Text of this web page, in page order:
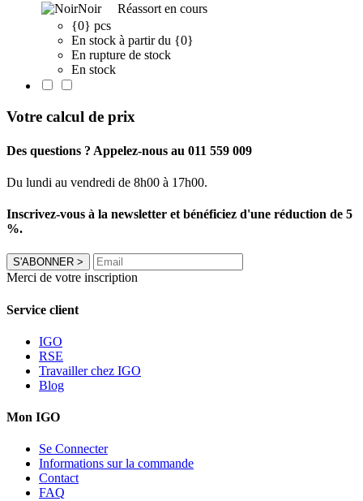
Noir
Réassort en cours
{0} pcs
En stock à partir du {0}
En rupture de stock
En stock
Votre calcul de prix
Des questions ? Appelez-nous au 011 559 009
Du lundi au vendredi de 8h00 à 17h00.
Inscrivez-vous à la newsletter et bénéficiez d'une réduction de 5
%.
S'ABONNER >
Merci de votre inscription
Service client
IGO
RSE
Travailler chez IGO
Blog
Mon IGO
Se Connecter
Informations sur la commande
Contact
FAQ